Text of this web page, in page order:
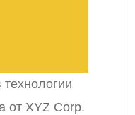
от XYZ Corp.